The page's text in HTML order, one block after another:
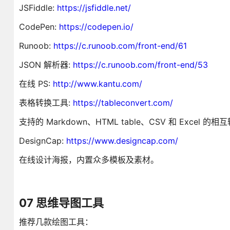
JSFiddle: https://jsfiddle.net/
CodePen: https://codepen.io/
Runoob: https://c.runoob.com/front-end/61
JSON 解析器: https://c.runoob.com/front-end/53
在线 PS: http://www.kantu.com/
表格转换工具: https://tableconvert.com/
支持的 Markdown、HTML table、CSV 和 Excel 的相互
DesignCap: https://www.designcap.com/
在线设计海报，内置众多模板及素材。
07 思维导图工具
推荐几款绘图工具：